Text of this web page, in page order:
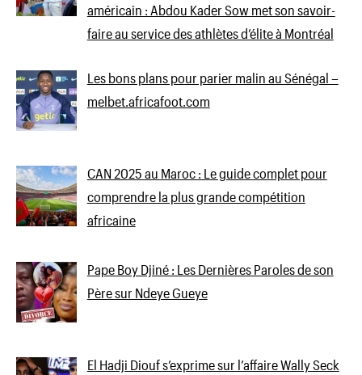
américain : Abdou Kader Sow met son savoir-
faire au service des athlètes d’élite à Montréal
Les bons plans pour parier malin au Sénégal –
melbet.africafoot.com
CAN 2025 au Maroc : Le guide complet pour
comprendre la plus grande compétition
africaine
Pape Boy Djiné : Les Dernières Paroles de son
Père sur Ndeye Gueye
El Hadji Diouf s’exprime sur l’affaire Wally Seck